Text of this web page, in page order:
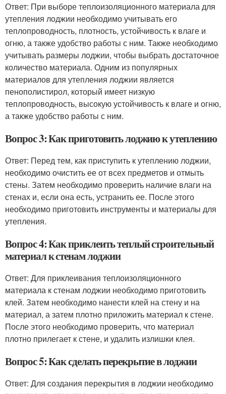
Ответ: При выборе теплоизоляционного материала для
утепления лоджии необходимо учитывать его
теплопроводность, плотность, устойчивость к влаге и
огню, а также удобство работы с ним. Также необходимо
учитывать размеры лоджии, чтобы выбрать достаточное
количество материала. Одним из популярных
материалов для утепления лоджии является
пенополистирол, который имеет низкую
теплопроводность, высокую устойчивость к влаге и огню,
а также удобство работы с ним.
Вопрос 3: Как приготовить лоджию к утеплению
Ответ: Перед тем, как приступить к утеплению лоджии,
необходимо очистить ее от всех предметов и отмыть
стены. Затем необходимо проверить наличие влаги на
стенах и, если она есть, устранить ее. После этого
необходимо приготовить инструменты и материалы для
утепления.
Вопрос 4: Как приклеить теплый строительный
материал к стенам лоджии
Ответ: Для приклеивания теплоизоляционного
материала к стенам лоджии необходимо приготовить
клей. Затем необходимо нанести клей на стену и на
материал, а затем плотно приложить материал к стене.
После этого необходимо проверить, что материал
плотно прилегает к стене, и удалить излишки клея.
Вопрос 5: Как сделать перекрытие в лоджии
Ответ: Для создания перекрытия в лоджии необходимо